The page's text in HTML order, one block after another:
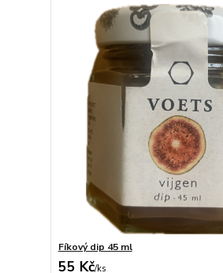
Fíkový dip 45 ml
55 Kč/ks